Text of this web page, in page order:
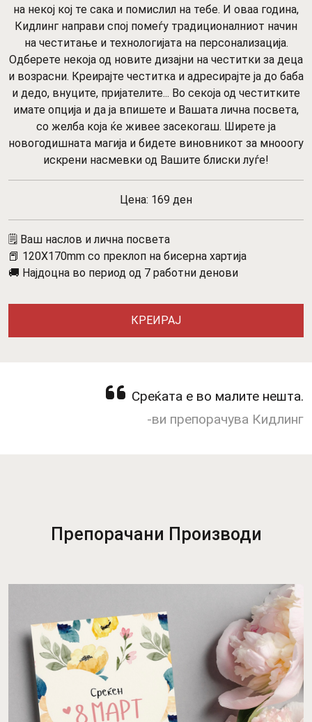
на некој кој те сака и помислил на тебе. И оваа година,
Кидлинг направи спој помеѓу традиционалниот начин
на честитање и технологијата на персонализација.
Одберете некоја од новите дизајни на честитки за деца
и возрасни. Креирајте честитка и адресирајте ја до баба
и дедо, внуците, пријателите... Во секоја од честитките
имате опција и да ја впишете и Вашата лична посвета,
со желба која ќе живее засекогаш. Ширете ја
новогодишната магија и бидете виновникот за мнооогу
искрени насмевки од Вашите блиски луѓе!
Цена: 169 ден
🗒️ Ваш наслов и лична посвета
📕 120X170mm со преклоп на бисерна хартија
🚚 Најдоцна во период од 7 работни денови
КРЕИРАЈ
Среќата е во малите нешта.
-ви препорачува Кидлинг
Препорачани Производи